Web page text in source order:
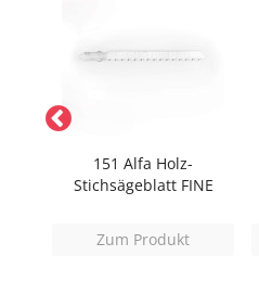
151 Alfa Holz-
Stichsägeblatt FINE
Zum Produkt